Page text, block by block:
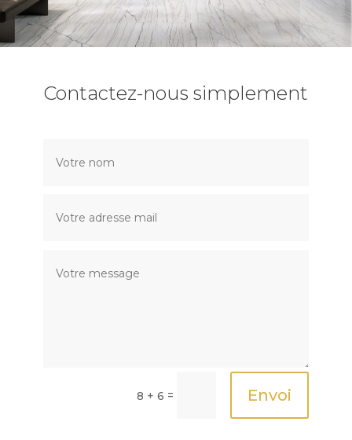
Contactez-nous simplement
8 + 6 = Envoi